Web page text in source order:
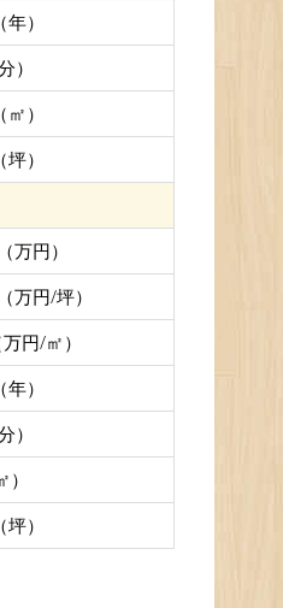
年）
）
㎡）
坪）
（万円）
（万円/坪）
万円/㎡）
年）
）
）
坪）